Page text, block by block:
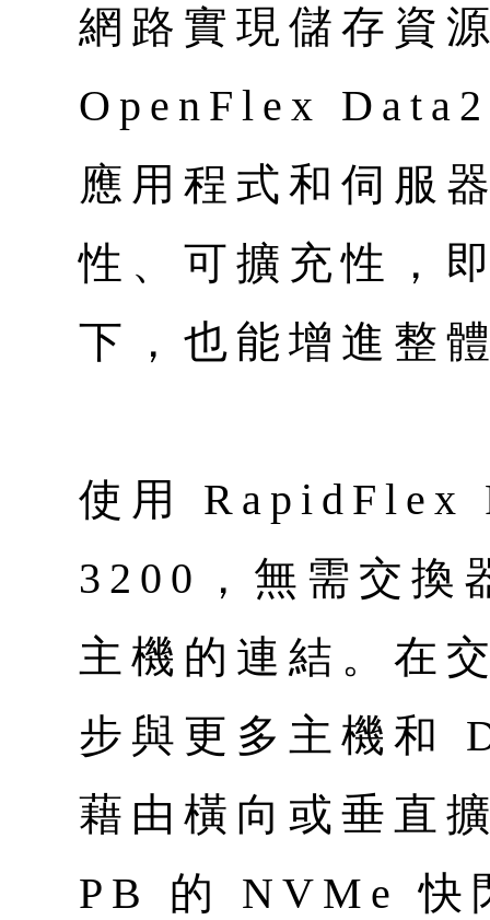
網路實現儲存資
OpenFlex
應用程式和伺服
性、可擴充性，
下，也能增進整
使用 RapidFlex
3200，無需交換
主機的連結。在
步與更多主機和
藉由橫向或垂直
PB 的 NVMe 快